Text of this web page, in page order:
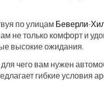
по улицам Беверли-
не только комфорт и
высокие ожидания.
чего вам нужен
гибкие условия